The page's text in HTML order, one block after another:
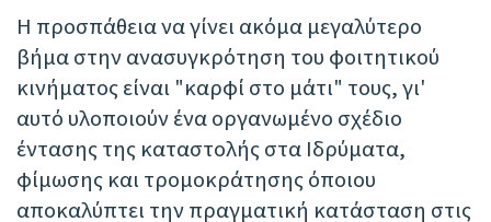
Η προσπάθεια να γίνει ακόμα μεγαλύτερο
βήμα στην ανασυγκρότηση του φοιτητικού
κινήματος είναι "καρφί στο μάτι" τους, γι'
αυτό υλοποιούν ένα οργανωμένο σχέδιο
έντασης της καταστολής στα Ιδρύματα,
φίμωσης και τρομοκράτησης όποιου
αποκαλύπτει την πραγματική κατάσταση στις